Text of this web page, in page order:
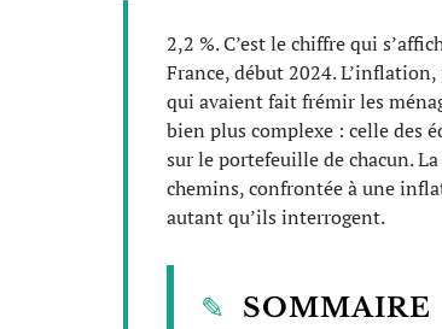
2,2 %. C’est le chiffre qui
France, début 2024.
qui avaient fait frémir les
bien plus complexe : celle des
sur le portefeuille de chacun.
chemins, confrontée à une
autant qu’ils interrogent.
SOMMAIRE